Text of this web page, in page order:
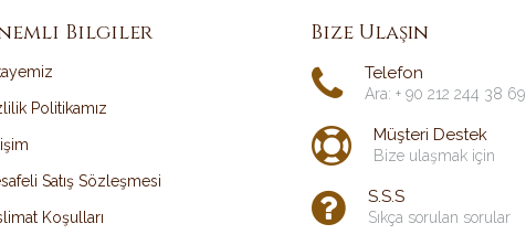
Bilgiler
Politikamız
Satış Sözleşmesi
Koşulları
Bize Ulaşın
Telefon
Ara: + 90 212 244 38 69
Müşteri Destek
Bize ulaşmak için
S.S.S
Sıkça sorulan sorular